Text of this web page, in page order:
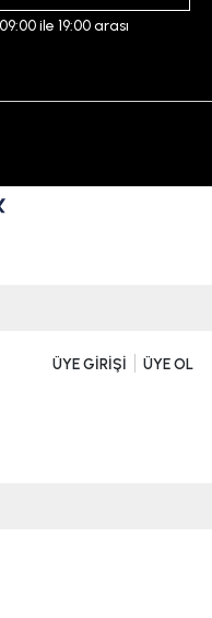
ile 19:00 arası
ÜYE GİRİŞİ ÜYE OL